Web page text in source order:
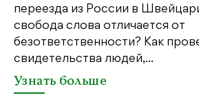
переезда из России в
свобода слова отличается от
безответственности? Как
свидетельства людей,...
Узнать больше